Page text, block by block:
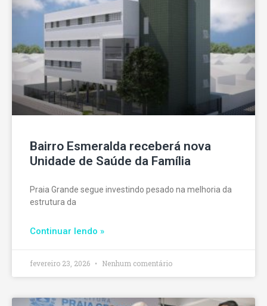
Bairro Esmeralda receberá nova
Unidade de Saúde da Família
Praia Grande segue investindo pesado na melhoria da
estrutura da
Continuar lendo »
fevereiro 23, 2026 Nenhum comentário